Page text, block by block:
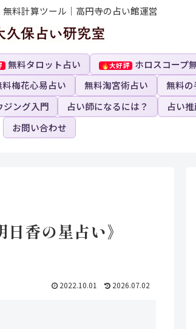
料計算ツール｜高円寺の占い館運営
無料タロット占い ホロスコープ
料梅花心易占い 無料淘宮術占い 無料の
ジング入門 占い師になるには？ 占い
お問い合わせ
香の星占い》
2022.10.01 2026.07.02